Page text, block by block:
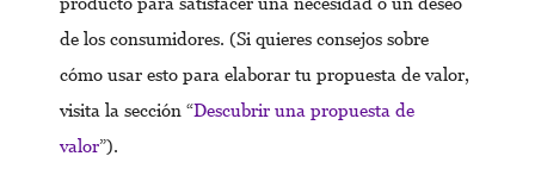
de los consumidores. (Si quieres consejos sobre
cómo usar esto para elaborar tu propuesta de valor,
visita la sección “Descubrir una propuesta de
valor”).